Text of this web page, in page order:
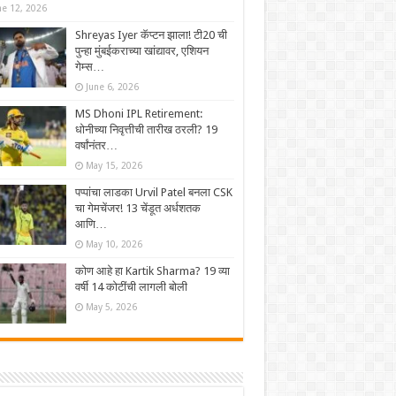
12, 2026
Shreyas Iyer कॅप्टन झाला! टी20 ची
पुन्हा मुंबईकराच्या खांद्यावर, एशियन
गेम्स…
June 6, 2026
MS Dhoni IPL Retirement:
धोनीच्या निवृत्तीची तारीख ठरली? 19
वर्षांनंतर…
May 15, 2026
पप्पांचा लाडका Urvil Patel बनला CSK
चा गेमचेंजर! 13 चेंडूत अर्धशतक
आणि…
May 10, 2026
कोण आहे हा Kartik Sharma? 19 व्या
वर्षी 14 कोटींची लागली बोली
May 5, 2026